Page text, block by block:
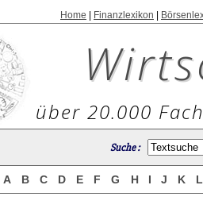
Home Finanzlexikon
über 20.000
Suche :
A B C D E F G H I J K